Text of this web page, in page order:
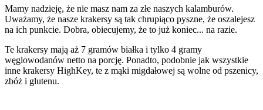
Mamy nadzieję, że nie masz nam za złe naszych kalamburów.
Uważamy, że nasze krakersy są tak chrupiąco pyszne, że oszalejesz
na ich punkcie. Dobra, obiecujemy, że to już koniec... na razie.
Te krakersy mają aż 7 gramów białka i tylko 4 gramy
węglowodanów netto na porcję. Ponadto, podobnie jak wszystkie
inne krakersy HighKey, te z mąki migdałowej są wolne od pszenicy,
zbóż i glutenu.